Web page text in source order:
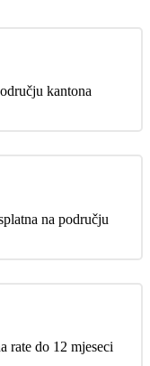
kantona
na području
rate do 12 mjeseci